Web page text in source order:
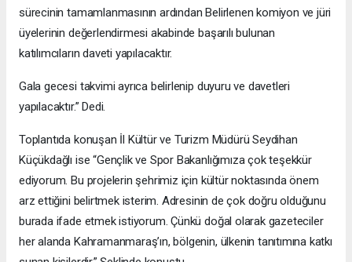
sürecinin tamamlanmasının ardından Belirlenen komiyon ve jüri
üyelerinin değerlendirmesi akabinde başarılı bulunan
katılımcıların daveti yapılacaktır.
Gala gecesi takvimi ayrıca belirlenip duyuru ve davetleri
yapılacaktır.” Dedi.
Toplantıda konuşan İl Kültür ve Turizm Müdürü Seydihan
Küçükdağlı ise “Gençlik ve Spor Bakanlığımıza çok teşekkür
ediyorum. Bu projelerin şehrimiz için kültür noktasında önem
arz ettiğini belirtmek isterim. Adresinin de çok doğru olduğunu
burada ifade etmek istiyorum. Çünkü doğal olarak gazeteciler
her alanda Kahramanmaraş’ın, bölgenin, ülkenin tanıtımına katkı